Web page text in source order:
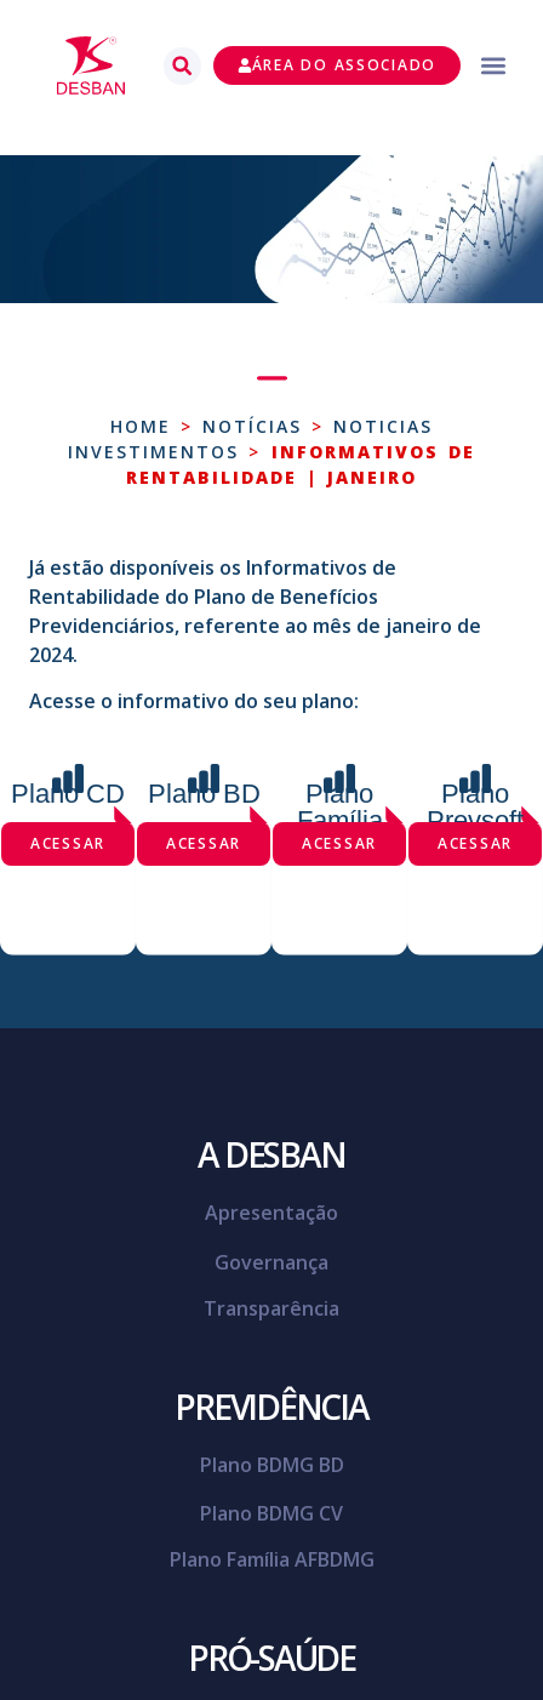
ÁREA DO ASSOCIADO
HOME > NOTÍCIAS > NOTICIAS
INVESTIMENTOS > INFORMATIVOS DE
RENTABILIDADE | JANEIRO
Já estão disponíveis os Informativos de
Rentabilidade do Plano de Benefícios
Previdenciários, referente ao mês de janeiro de
2024.
Acesse o informativo do seu plano:
Plano CD
ACESSAR
Plano BD
ACESSAR
Plano
Família
INSTITUÍDO
ACESSAR
Plano
Prevsoft
SETORIAL
ACESSAR
A DESBAN
Apresentação
Governança
Transparência
PREVIDÊNCIA
Plano BDMG BD
Plano BDMG CV
Plano Família AFBDMG
PRÓ-SAÚDE